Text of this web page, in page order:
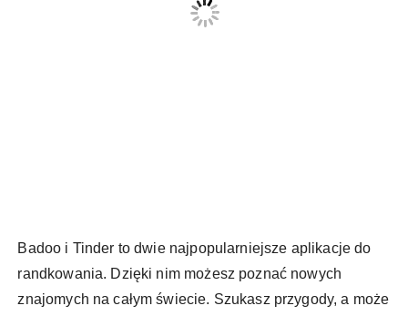
Badoo i Tinder to dwie najpopularniejsze aplikacje do
randkowania. Dzięki nim możesz poznać nowych
znajomych na całym świecie. Szukasz przygody, a może